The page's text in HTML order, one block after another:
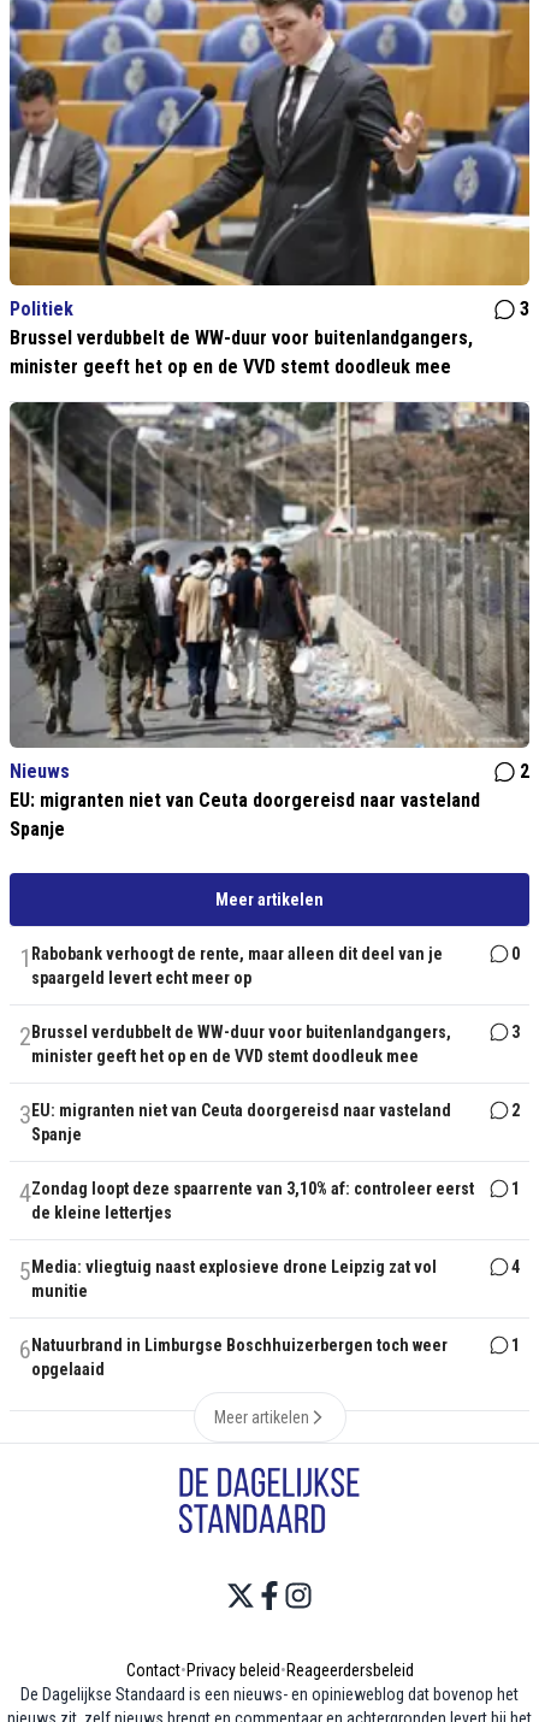
Politiek
3
Brussel verdubbelt de WW-duur voor buitenlandgangers,
minister geeft het op en de VVD stemt doodleuk mee
Nieuws
2
EU: migranten niet van Ceuta doorgereisd naar vasteland
Spanje
Meer artikelen
1 Rabobank verhoogt de rente, maar alleen dit deel van je
spaargeld levert echt meer op
0
2 Brussel verdubbelt de WW-duur voor buitenlandgangers,
minister geeft het op en de VVD stemt doodleuk mee
3
3 EU: migranten niet van Ceuta doorgereisd naar vasteland
Spanje
2
4Zondag loopt deze spaarrente van 3,10% af: controleer eerst
de kleine lettertjes
1
5 Media: vliegtuig naast explosieve drone Leipzig zat vol
munitie
4
6 Natuurbrand in Limburgse Boschhuizerbergen toch weer
opgelaaid
1
Meer artikelen
Contact•Privacy beleid•Reageerdersbeleid
De Dagelijkse Standaard is een nieuws- en opinieweblog dat bovenop het